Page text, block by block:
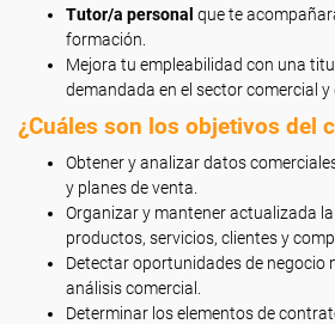
Tutor/a personal que te
formación.
Mejora tu empleabilidad con una
demandada en el sector comercial y
¿Cuáles son los objetivos del
Obtener y analizar datos
y planes de venta.
Organizar y mantener actualizada
productos, servicios, clientes y
Detectar oportunidades de negocio
análisis comercial.
Determinar los elementos de